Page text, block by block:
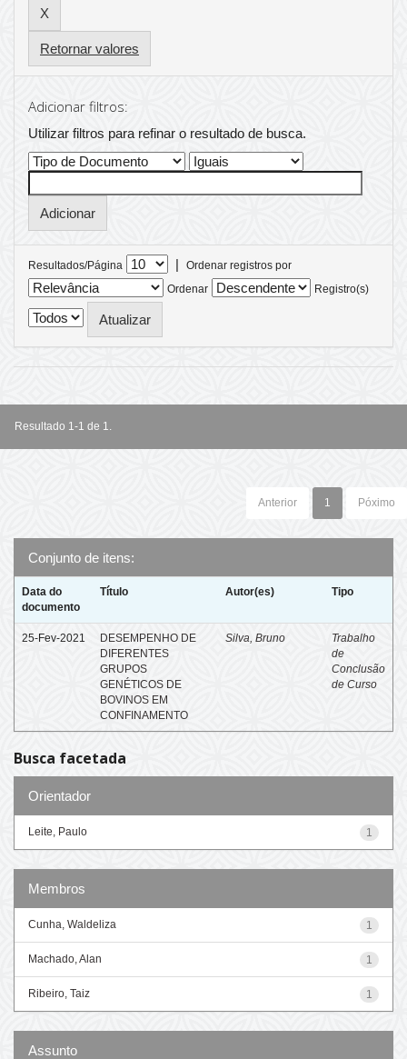
Retornar valores
Adicionar filtros:
Utilizar filtros para refinar o resultado de busca.
Resultados/Página |
Ordenar registros por
Ordenar
Registro(s)
Resultado 1-1 de 1.
Anterior 1 Póximo
Conjunto de itens:
Data do
documento
Título Autor(es) Tipo
25-Fev-2021
DESEMPENHO DE
DIFERENTES
GRUPOS
GENÉTICOS DE
BOVINOS EM
CONFINAMENTO
Silva, Bruno
Trabalho
de
Conclusão
de Curso
Busca facetada
Orientador
1
Leite, Paulo
Membros
1
Cunha, Waldeliza
1
Machado, Alan
1
Ribeiro, Taiz
Assunto